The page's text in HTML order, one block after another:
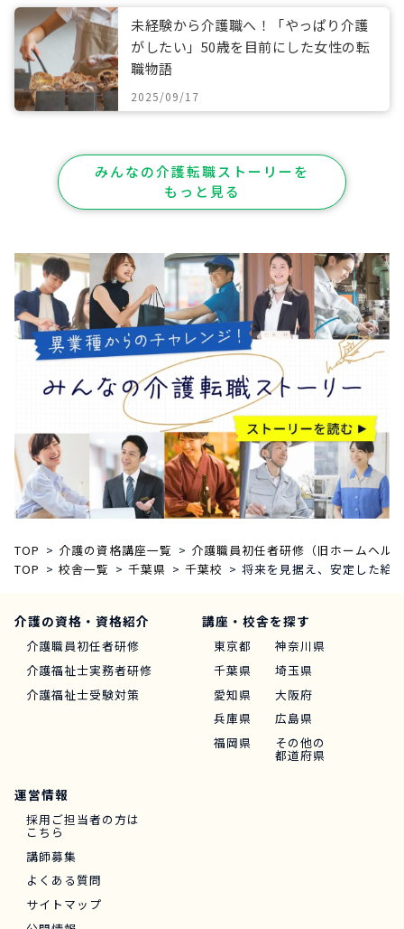
未経験から介護職へ！「やっぱり介護
がしたい」50歳を目前にした女性の転
職物語
2025/09/17
みんなの介護転職ストーリーを
もっと見る
TOP 介護の資格講座一覧
介護職員初任者研修（旧ホームヘル
TOP
校舎一覧 千葉県 千葉校 将来を見据え、安定した給
介護の資格・資格紹介
介護職員初任者研修
介護福祉士実務者研修
介護福祉士受験対策
講座・校舎を探す
東京都
神奈川県
千葉県
埼玉県
愛知県
大阪府
兵庫県
広島県
福岡県
その他の
都道府県
運営情報
採用ご担当者の方は
こちら
講師募集
よくある質問
サイトマップ